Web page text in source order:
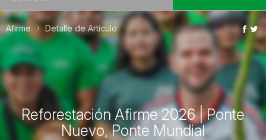
Afirme Detalle de Artículo
Reforestación Afirme 2026 | Ponte
Nuevo, Ponte Mundial